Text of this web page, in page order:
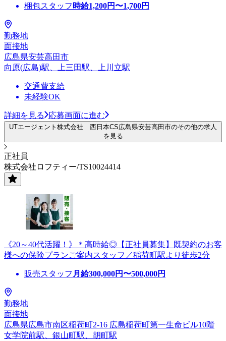
梱包スタッフ 時給1,200円〜1,700円
勤務地
面接地
広島県安芸高田市
向原(広島)駅、上三田駅、上川立駅
交通費支給
未経験OK
詳細を見る 応募画面に進む
UTエージェント株式会社 西日本CS広島県安芸高田市のその他の求人
を見る
正社員
株式会社ロフティー/TS10024414
《20～40代活躍！》＊高時給◎【正社員募集】既契約のお客
様への保険プランご案内スタッフ／稲荷町駅より徒歩2分
販売スタッフ 月給300,000円〜500,000円
勤務地
面接地
広島県広島市南区稲荷町2-16 広島稲荷町第一生命ビル10階
女学院前駅、銀山町駅、胡町駅